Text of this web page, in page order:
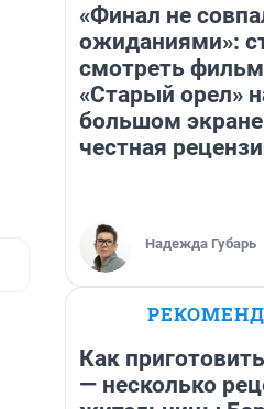
«Финал не
ожиданиями»:
смотреть фильм
«Старый орел»
большом
честная
Надежда Губарь
Как
— несколько